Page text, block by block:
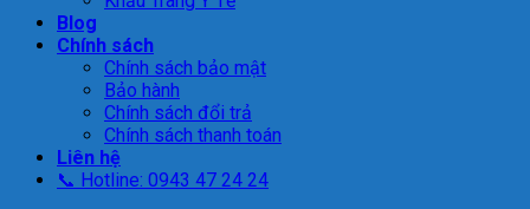
Blog
Chính sách
Chính sách bảo mật
Bảo hành
Chính sách đổi trả
Chính sách thanh toán
Liên hệ
📞 Hotline: 0943 47 24 24